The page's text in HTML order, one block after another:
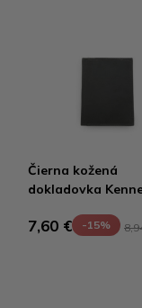
Čierna kožená
dokladovka
7,60 € -15%